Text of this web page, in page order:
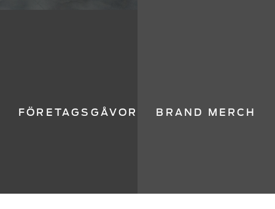
FÖRETAGSGÅVOR BRAND MERCH